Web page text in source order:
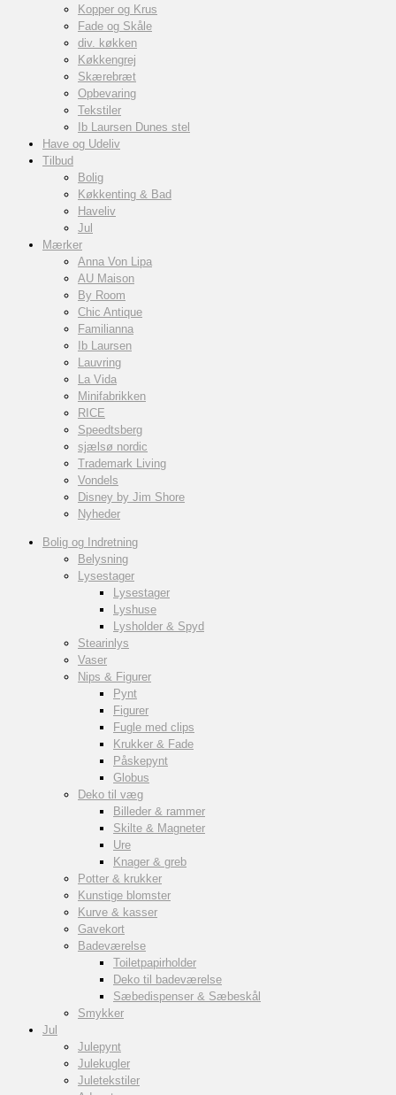
Kopper og Krus
Fade og Skåle
div. køkken
Køkkengrej
Skærebræt
Opbevaring
Tekstiler
Ib Laursen Dunes stel
Have og Udeliv
Tilbud
Bolig
Køkkenting & Bad
Haveliv
Jul
Mærker
Anna Von Lipa
AU Maison
By Room
Chic Antique
Familianna
Ib Laursen
Lauvring
La Vida
Minifabrikken
RICE
Speedtsberg
sjælsø nordic
Trademark Living
Vondels
Disney by Jim Shore
Nyheder
Bolig og Indretning
Belysning
Lysestager
Lysestager
Lyshuse
Lysholder & Spyd
Stearinlys
Vaser
Nips & Figurer
Pynt
Figurer
Fugle med clips
Krukker & Fade
Påskepynt
Globus
Deko til væg
Billeder & rammer
Skilte & Magneter
Ure
Knager & greb
Potter & krukker
Kunstige blomster
Kurve & kasser
Gavekort
Badeværelse
Toiletpapirholder
Deko til badeværelse
Sæbedispenser & Sæbeskål
Smykker
Jul
Julepynt
Julekugler
Juletekstiler